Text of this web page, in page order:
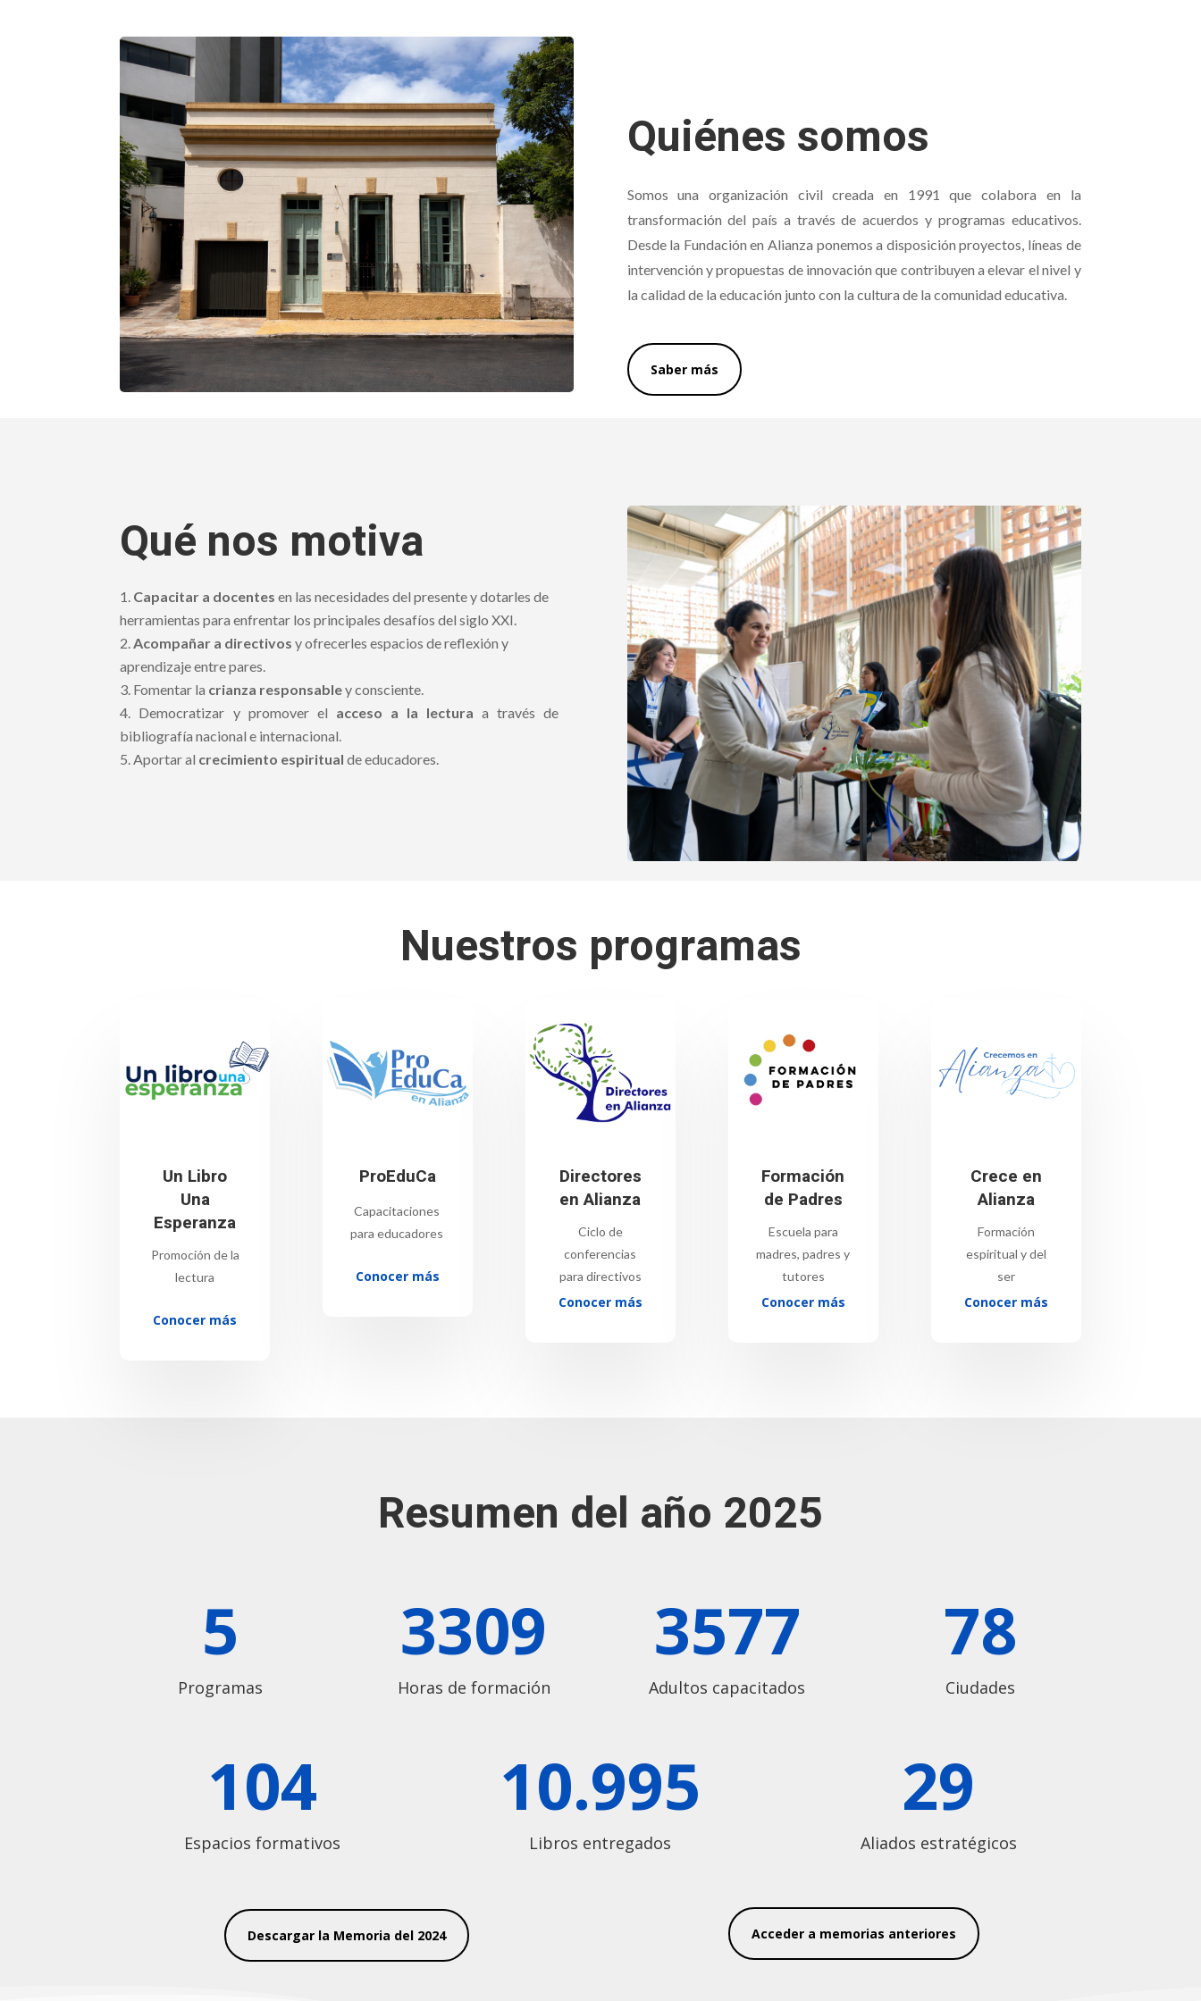
Quiénes somos
Somos una organización civil creada en 1991 que colabora en la
transformación del país a través de acuerdos y programas educativos.
Desde la Fundación en Alianza ponemos a disposición proyectos, líneas de
intervención y propuestas de innovación que contribuyen a elevar el nivel y
la calidad de la educación junto con la cultura de la comunidad educativa.
Saber más
Qué nos motiva
Capacitar a docentes en las necesidades del presente y dotarles de
herramientas para enfrentar los principales desafíos del siglo XXI.
Acompañar a directivos y ofrecerles espacios de reflexión y
aprendizaje entre pares.
Fomentar la crianza responsabley consciente.
Democratizar y promover el acceso a la lectura a través de
bibliografía nacional e internacional.
Aportar al crecimiento espiritual de educadores.
Nuestros programas
Un Libro
Una
Esperanza
Promoción de la
lectura
Conocer más
ProEduCa
Capacitaciones
para educadores
Conocer más
Directores
en Alianza
Ciclo de
conferencias
para directivos
Conocer más
Formación
de Padres
Escuela para
madres, padres y
tutores
Conocer más
Crece en
Alianza
Formación
espiritual y del
ser
Conocer más
Resumen del año 2025
5
Programas
3309
Horas de formación
3577
Adultos capacitados
78
Ciudades
104
Espacios formativos
10.995
Libros entregados
29
Aliados estratégicos
Descargar la Memoria del 2024 Acceder a memorias anteriores